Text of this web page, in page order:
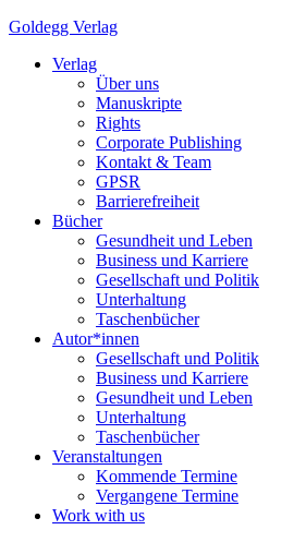
Goldegg Verlag
Verlag
Über uns
Manuskripte
Rights
Corporate Publishing
Kontakt & Team
GPSR
Barrierefreiheit
Bücher
Gesundheit und Leben
Business und Karriere
Gesellschaft und Politik
Unterhaltung
Taschenbücher
Autor*innen
Gesellschaft und Politik
Business und Karriere
Gesundheit und Leben
Unterhaltung
Taschenbücher
Veranstaltungen
Kommende Termine
Vergangene Termine
Work with us